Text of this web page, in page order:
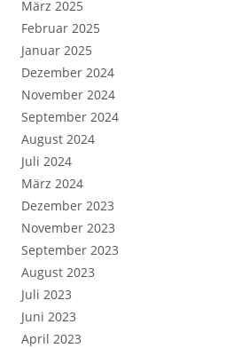
März 2025
Februar 2025
Januar 2025
Dezember 2024
November 2024
September 2024
August 2024
Juli 2024
März 2024
Dezember 2023
November 2023
September 2023
August 2023
Juli 2023
Juni 2023
April 2023